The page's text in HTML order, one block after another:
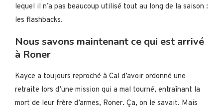
lequel il n’a pas beaucoup utilisé tout au long de la saison :
les flashbacks.
Nous savons maintenant ce qui est arrivé
à Roner
Kayce a toujours reproché à Cal d’avoir ordonné une
retraite lors d’une mission qui a mal tourné, entraînant la
mort de leur frère d’armes, Roner. Ça, on le savait. Mais